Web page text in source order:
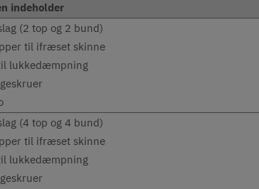
indeholder
(2 top og 2 bund)
til ifræset skinne
lukkedæmpning
(4 top og 4 bund)
til ifræset skinne
lukkedæmpning